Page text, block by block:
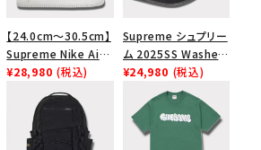
【24.0cm～30.5cm】
Supreme Nike Air
Force 1 Low シュプ
リーム ナイキエアフォ
ース１スニーカー シ
ューズ ホワイト
¥28,980 (税込)
Supreme シュプリー
ム 2025SS Washed
Chino Twill Camp
Cap ウォッシュチノツ
イルキャンプキャップ
ブラック 黒
¥24,980 (税込)